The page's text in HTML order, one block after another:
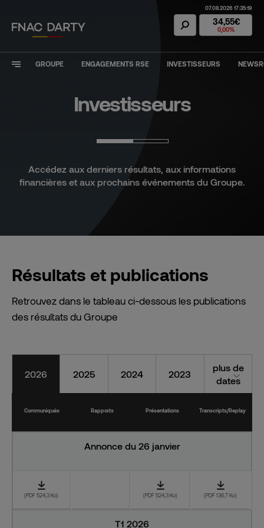
Action Fnac
07.08.2026 17:35:19
34,55€
0,00%
GROUPE ENGAGEMENTS RSE INVESTISSEURS
Investisseurs
Accédez aux derniers résultats, aux informations
financières et aux prochains événements du Groupe.
Résultats et publications
Retrouvez dans le tableau ci-dessous les publications
des résultats du Groupe
2026 2025 2024 2023
plus de
dates
Communiqués Rapports Présentations Transcripts/Replay
Annonce du 26 janvier
Télécharger le document « Communiqué Annonce du 26
(PDF 524,3 Ko)
Télécharger le document «
(PDF 524,3 Ko)
Télécharger
(PDF 136,7 Ko)
T1 2026